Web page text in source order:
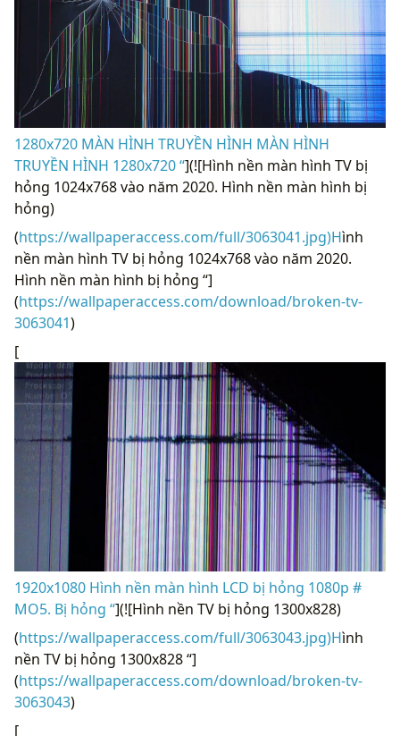
1280x720 MÀN HÌNH TRUYỀN HÌNH MÀN HÌNH
TRUYỀN HÌNH 1280x720 “](![Hình nền màn hình TV bị
hỏng 1024x768 vào năm 2020. Hình nền màn hình bị
hỏng)
(https://wallpaperaccess.com/full/3063041.jpg)Hình
nền màn hình TV bị hỏng 1024x768 vào năm 2020.
Hình nền màn hình bị hỏng “]
(https://wallpaperaccess.com/download/broken-tv-
3063041)
[
1920x1080 Hình nền màn hình LCD bị hỏng 1080p #
MO5. Bị hỏng “](![Hình nền TV bị hỏng 1300x828)
(https://wallpaperaccess.com/full/3063043.jpg)Hình
nền TV bị hỏng 1300x828 “]
(https://wallpaperaccess.com/download/broken-tv-
3063043)
[